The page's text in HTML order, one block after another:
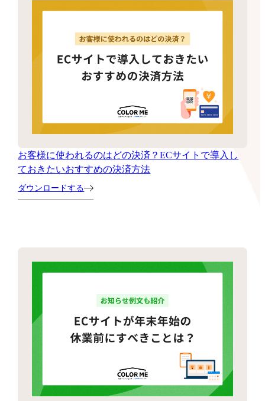
お客様に使われるのはどの決済？ECサイトで導入し
ておきたいおすすめの決済方法
ダウンロードする